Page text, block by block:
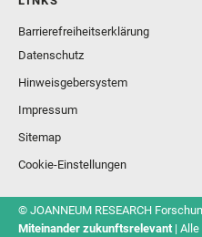
Barrierefreiheitserklärung
Datenschutz
Hinweisgebersystem
Impressum
Sitemap
Cookie-Einstellungen
© JOANNEUM RESEARCH
Miteinander zukunftsrelevant| Alle